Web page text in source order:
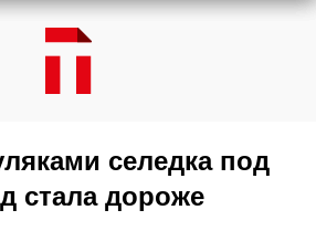
селедка под
стала дороже